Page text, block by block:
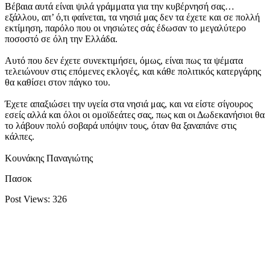
Βέβαια αυτά είναι ψιλά γράμματα για την κυβέρνησή σας…
εξάλλου, απ’ ό,τι φαίνεται, τα νησιά μας δεν τα έχετε και σε πολλή
εκτίμηση, παρόλο που οι νησιώτες σάς έδωσαν το μεγαλύτερο
ποσοστό σε όλη την Ελλάδα.
Αυτό που δεν έχετε συνεκτιμήσει, όμως, είναι πως τα ψέματα
τελειώνουν στις επόμενες εκλογές, και κάθε πολιτικός κατεργάρης
θα καθίσει στον πάγκο του.
Έχετε απαξιώσει την υγεία στα νησιά μας, και να είστε σίγουρος
εσείς αλλά και όλοι οι ομοϊδεάτες σας, πως και οι Δωδεκανήσιοι θα
το λάβουν πολύ σοβαρά υπόψιν τους, όταν θα ξαναπάνε στις
κάλπες.
Κουνάκης Παναγιώτης
Πασοκ
Post Views: 326